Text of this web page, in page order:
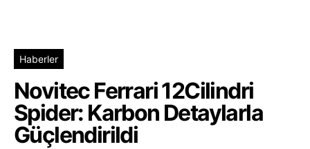
Haberler
Novitec Ferrari 12Cilindri
Spider: Karbon Detaylarla
Güçlendirildi